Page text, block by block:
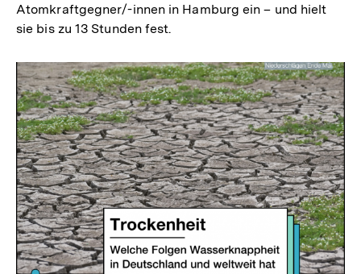
Atomkraftgegner/-innen in Hamburg ein – und hielt
sie bis zu 13 Stunden fest.